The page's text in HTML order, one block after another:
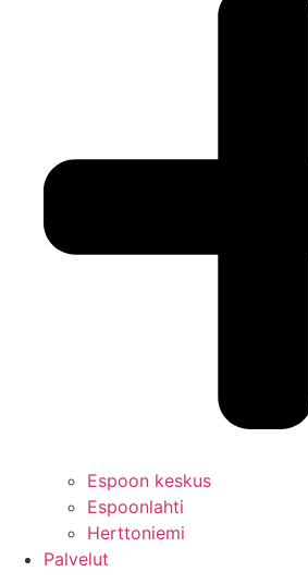
Espoon keskus
Espoonlahti
Herttoniemi
Palvelut